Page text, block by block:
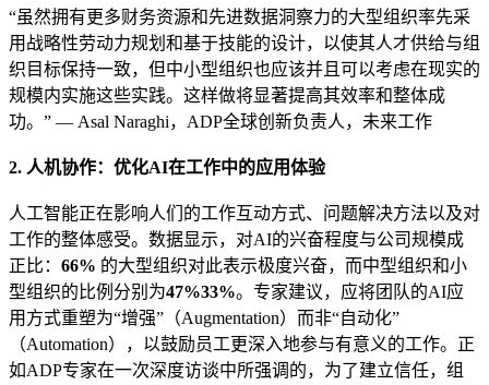
“虽然拥有更多财务资源和先进数据洞察力的大型组织率先采
用战略性劳动力规划和基于技能的设计，以使其人才供给与组
织目标保持一致，但中小型组织也应该并且可以考虑在现实的
规模内实施这些实践。这样做将显著提高其效率和整体成
功。” — Asal Naraghi，ADP全球创新负责人，未来工作
2. 人机协作：优化AI在工作中的应用体验
人工智能正在影响人们的工作互动方式、问题解决方法以及对
工作的整体感受。数据显示，对AI的兴奋程度与公司规模成
正比： 66% 的大型组织对此表示极度兴奋，而中型组织和小
型组织的比例分别为47%33%。专家建议，应将团队的AI应
用方式重塑为“增强”（Augmentation）而非“自动化”
（Automation），以鼓励员工更深入地参与有意义的工作。正
如ADP专家在一次深度访谈中所强调的，为了建立信任，组